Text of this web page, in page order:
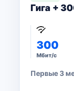
Гига +
300
Мбит/с
Первые 3